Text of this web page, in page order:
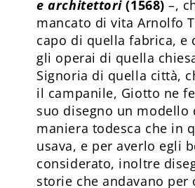
e architettori(1568)–,
mancato di vita Arnolfo
capo di quella fabrica, e
gli operai di quella
Signoria di quella città,
il campanile, Giotto ne
suo disegno un modello
maniera todesca che in
usava, e per averlo egli
considerato, inoltre
storie che andavano per